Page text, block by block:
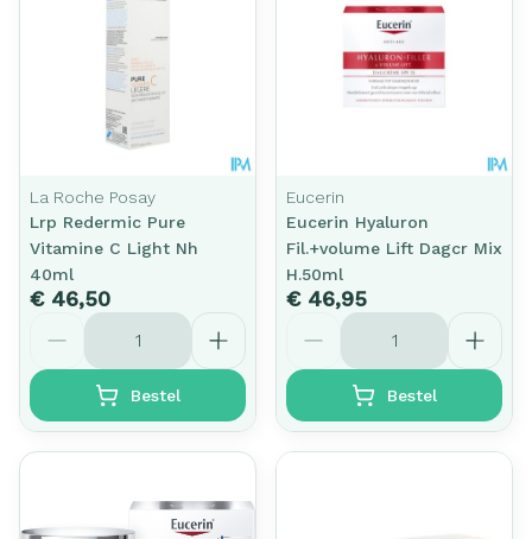
La Roche Posay
Lrp Redermic Pure
Vitamine C Light Nh
40ml
€ 46,50
Aantal
Bestel
Eucerin
Eucerin Hyaluron
Fil.+volume Lift Dagcr Mix
H.50ml
€ 46,95
Aantal
Bestel